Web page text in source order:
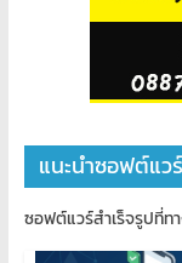
แนะนำซอฟต์แวร์
ซอฟต์แวร์สำเร็จรูปที่ท